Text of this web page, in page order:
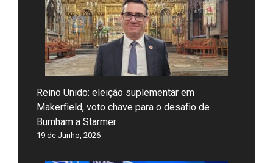
Reino Unido: eleição suplementar em
Makerfield, voto chave para o desafio de
Burnham a Starmer
19 de Junho, 2026